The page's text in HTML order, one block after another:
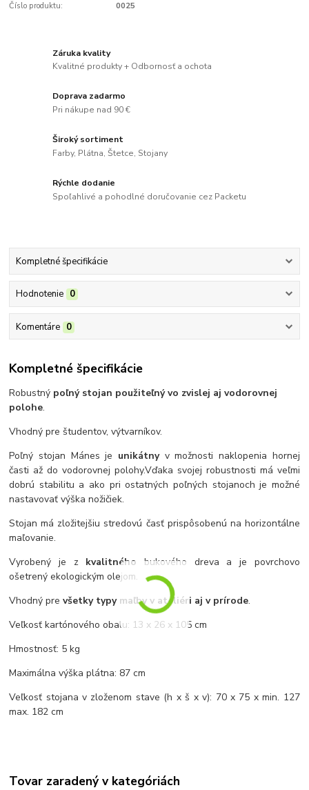
Číslo produktu: 0025
Záruka kvality
Kvalitné produkty + Odbornosť a ochota
Doprava zadarmo
Pri nákupe nad 90 €
Široký sortiment
Farby, Plátna, Štetce, Stojany
Rýchle dodanie
Spoľahlivé a pohodlné doručovanie cez Packetu
Kompletné špecifikácie
Hodnotenie 0
Komentáre 0
Kompletné špecifikácie
Robustný poľný stojan použiteľný vo zvislej aj vodorovnej
polohe.
Vhodný pre študentov, výtvarníkov.
Poľný stojan Mánes je unikátny v možnosti naklopenia hornej
časti až do vodorovnej polohy.Vďaka svojej robustnosti má veľmi
dobrú stabilitu a ako pri ostatných poľných stojanoch je možné
nastavovať výška nožičiek.
Stojan má zložitejšiu stredovú časť prispôsobenú na horizontálne
maľovanie.
Vyrobený je z kvalitného bukového dreva a je povrchovo
ošetrený ekologickým olejom.
Vhodný prevšetky typy maľby v ateliéri aj v prírode.
Veľkosť kartónového obalu: 13 x 26 x 105 cm
Hmostnosť: 5 kg
Maximálna výška plátna: 87 cm
Veľkosť stojana v zloženom stave (h x š x v): 70 x 75 x min. 127
max. 182 cm
Tovar zaradený v kategóriách